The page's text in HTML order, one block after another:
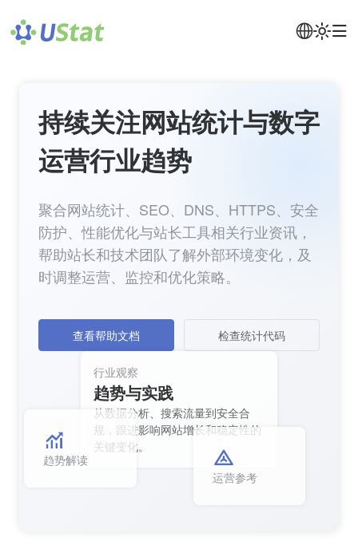
持续关注网站统计与数字
运营行业趋势
聚合网站统计、SEO、DNS、HTTPS、安全
防护、性能优化与站长工具相关行业资讯，
帮助站长和技术团队了解外部环境变化，及
时调整运营、监控和优化策略。
查看帮助文档 检查统计代码
行业观察
趋势与实践
从数据分析、搜索流量到安全合
规，跟进影响网站增长和稳定性的
关键变化。
趋势解读
运营参考